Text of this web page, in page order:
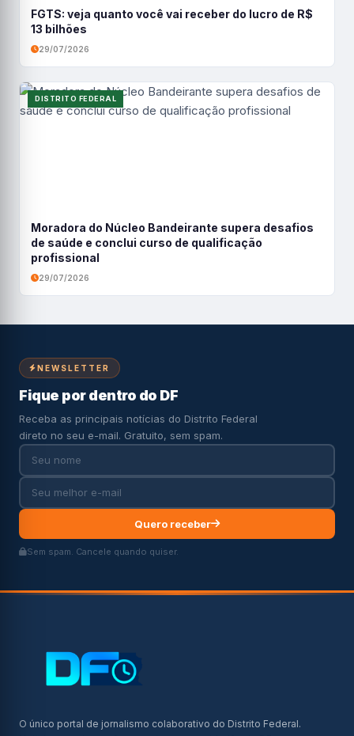
FGTS: veja quanto você vai receber do lucro de R$
13 bilhões
29/07/2026
DISTRITO FEDERAL
Moradora do Núcleo Bandeirante supera desafios
de saúde e conclui curso de qualificação
profissional
29/07/2026
NEWSLETTER
Fique por dentro do DF
Receba as principais notícias do Distrito Federal
direto no seu e-mail. Gratuito, sem spam.
Quero receber
Sem spam. Cancele quando quiser.
O único portal de jornalismo colaborativo do Distrito Federal.